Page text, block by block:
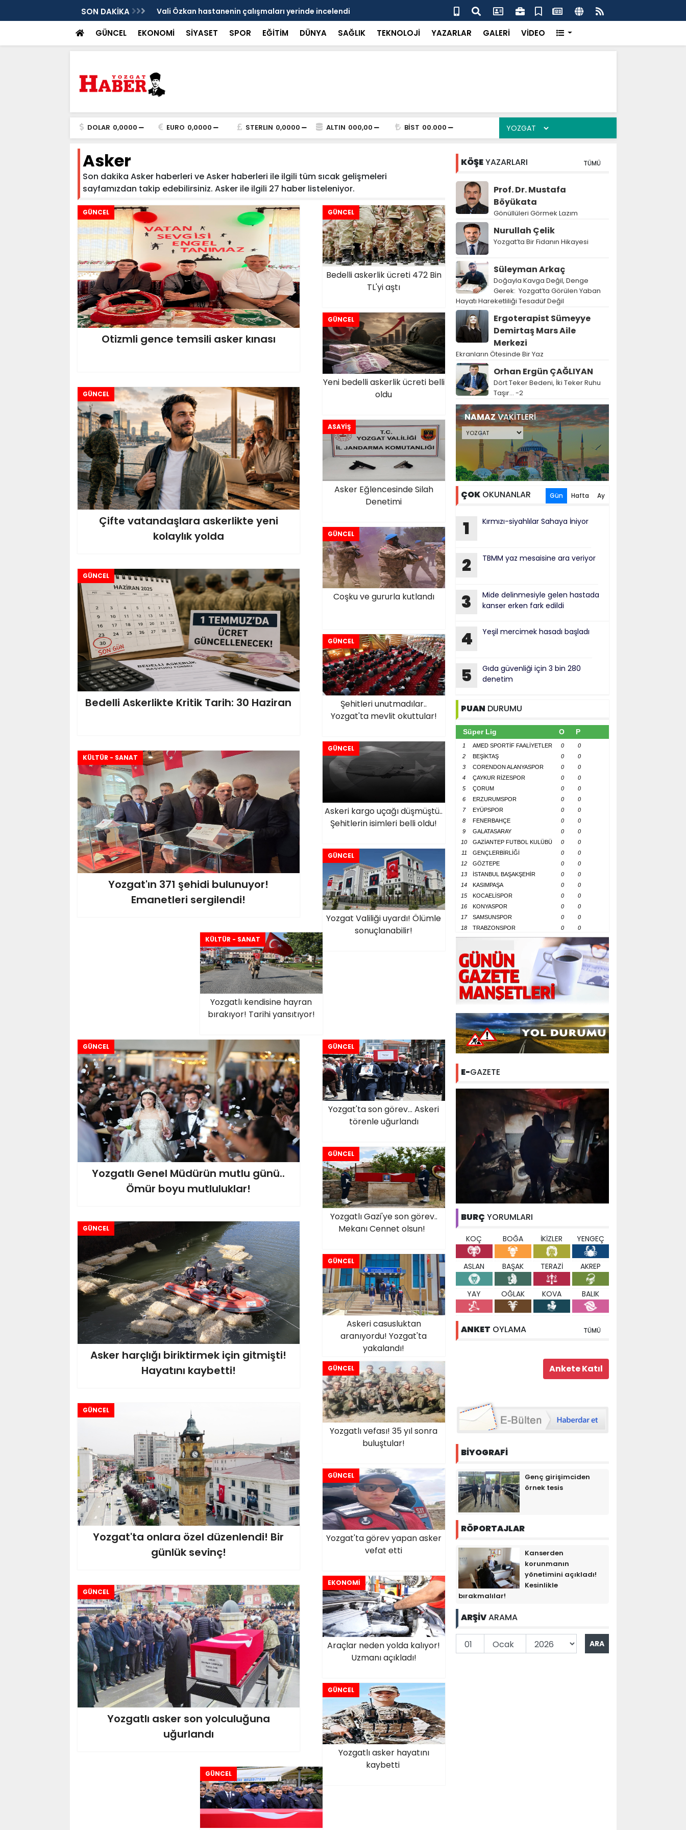
SON DAKİKA Vali Özkan hastanenin çalışmaları yerinde incelendi Karaarslan'dan UMKE'ye övgü
GÜNCEL EKONOMİ SİYASET SPOR EĞİTİM DÜNYA SAĞLIK TEKNOLOJİ YAZARLAR GALERİ VİDEO
DOLAR 0,0000 EURO 0,0000 STERLIN 0,0000 ALTIN 000,00 BİST 00.000
Asker
Son dakika Asker haberleri ve Asker haberleri ile ilgili tüm sıcak gelişmeleri
sayfamızdan takip edebilirsiniz. Asker ile ilgili 27 haber listeleniyor.
GÜNCEL
Otizmli gence temsili asker kınası
GÜNCEL
Bedelli askerlik ücreti 472 Bin
TL'yi aştı
GÜNCEL
Yeni bedelli askerlik ücreti belli
oldu
GÜNCEL
Çifte vatandaşlara askerlikte yeni
kolaylık yolda
ASAYİŞ
Asker Eğlencesinde Silah
Denetimi
GÜNCEL
Coşku ve gururla kutlandı
GÜNCEL
Bedelli Askerlikte Kritik Tarih: 30 Haziran
GÜNCEL
Şehitleri unutmadılar..
Yozgat'ta mevlit okuttular!
GÜNCEL
Askeri kargo uçağı düşmüştü..
Şehitlerin isimleri belli oldu!
KÜLTÜR - SANAT
Yozgat'ın 371 şehidi bulunuyor!
Emanetleri sergilendi!
GÜNCEL
Yozgat Valiliği uyardı! Ölümle
sonuçlanabilir!
KÜLTÜR - SANAT
Yozgatlı kendisine hayran
bırakıyor! Tarihi yansıtıyor!
GÜNCEL
Yozgatlı Genel Müdürün mutlu günü..
Ömür boyu mutluluklar!
GÜNCEL
Yozgat'ta son görev... Askeri
törenle uğurlandı
GÜNCEL
Yozgatlı Gazi'ye son görev..
Mekanı Cennet olsun!
GÜNCEL
Asker harçlığı biriktirmek için gitmişti!
Hayatını kaybetti!
GÜNCEL
Askeri casusluktan
aranıyordu! Yozgat'ta
yakalandı!
GÜNCEL
Yozgatlı vefası! 35 yıl sonra
buluştular!
GÜNCEL
Yozgat'ta onlara özel düzenlendi! Bir
günlük sevinç!
GÜNCEL
Yozgat'ta görev yapan asker
vefat etti
EKONOMİ
Araçlar neden yolda kalıyor!
Uzmanı açıkladı!
GÜNCEL
Yozgatlı asker son yolculuğuna
uğurlandı
GÜNCEL
Yozgatlı asker hayatını
kaybetti
GÜNCEL
KÖŞEYAZARLARI TÜMÜ
Prof. Dr. Mustafa
Böyükata
Gönüllüleri Görmek Lazım
Nurullah Çelik
Yozgat’ta Bir Fidanın Hikayesi
Süleyman Arkaç
Doğayla Kavga Değil, Denge
Gerek: Yozgat’ta Görülen Yaban
Hayatı Hareketliliği Tesadüf Değil
Ergoterapist Sümeyye
Demirtaş Mars Aile
Merkezi
Ekranların Ötesinde Bir Yaz
Orhan Ergün ÇAĞLIYAN
Dört Teker Bedeni, İki Teker Ruhu
Taşır… -2
NAMAZVAKİTLERİ
ÇOKOKUNANLAR Gün Hafta Ay
1 Kırmızı-siyahlılar Sahaya İniyor
2 TBMM yaz mesaisine ara veriyor
3
Mide delinmesiyle gelen hastada
kanser erken fark edildi
4 Yeşil mercimek hasadı başladı
5
Gıda güvenliği için 3 bin 280
denetim
PUAN DURUMU
Süper Lig O P
1 AMED SPORTİF FAALİYETLER 0
0
2
BEŞİKTAŞ 0
0
3
CORENDON ALANYASPOR 0
0
4
ÇAYKUR RİZESPOR 0
0
5
ÇORUM 0
0
6
ERZURUMSPOR 0
0
7
EYÜPSPOR 0
0
8
FENERBAHÇE 0
0
9
GALATASARAY 0
0
10
GAZİANTEP FUTBOL KULÜBÜ 0
0
11
GENÇLERBİRLİĞİ 0
0
12
GÖZTEPE 0
0
13
İSTANBUL BAŞAKŞEHİR 0
0
14
KASIMPAŞA 0
0
15
KOCAELİSPOR 0
0
16
KONYASPOR 0
0
17
SAMSUNSPOR 0
0
18
TRABZONSPOR 0 0
E-GAZETE
BURÇ YORUMLARI
KOÇ BOĞA İKİZLER YENGEÇ
ASLAN BAŞAK TERAZİ AKREP
YAY OĞLAK KOVA BALIK
ANKET OYLAMA TÜMÜ
BİYOGRAFİ
Genç girişimciden
örnek tesis
RÖPORTAJLAR
Kanserden
korunmanın
yönetimini açıkladı!
Kesinlikle
bırakmalılar!
ARŞİVARAMA